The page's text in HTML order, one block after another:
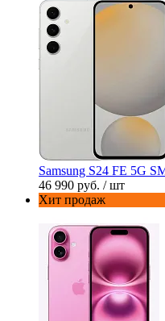
Samsung S24 FE 5G
46 990 руб. / шт
Хит продаж